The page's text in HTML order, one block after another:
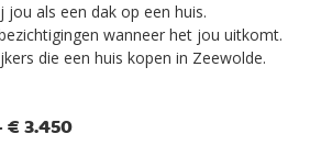
als een dak op een huis.
wanneer het jou uitkomt.
die een huis kopen in Zeewolde.
€ 3.450